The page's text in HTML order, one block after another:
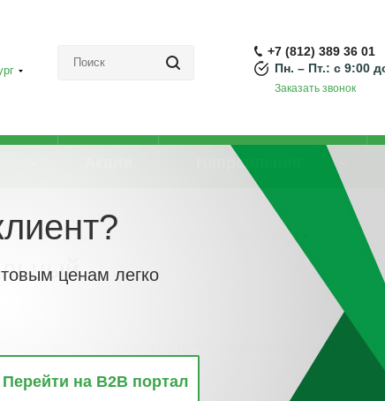
+7 (812) 389 36 01
Пн. – Пт.: с 9:00
Заказать звонок
Направления
элементы Кронштейн/держатель кабельный
По цене
ценам легко
Перейти на B2B портал